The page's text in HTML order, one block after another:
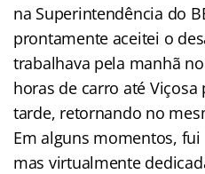
na Superintendência do
prontamente aceitei o
trabalhava pela manhã
horas de carro até Viçosa
tarde, retornando no
Em alguns momentos,
mas virtualmente